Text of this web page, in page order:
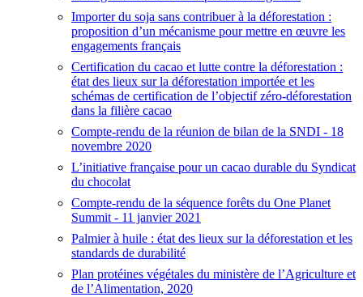
Importer du soja sans contribuer à la déforestation :
proposition d’un mécanisme pour mettre en œuvre les
engagements français
Certification du cacao et lutte contre la déforestation :
état des lieux sur la déforestation importée et les
schémas de certification de l’objectif zéro-déforestation
dans la filière cacao
Compte-rendu de la réunion de bilan de la SNDI - 18
novembre 2020
L’initiative française pour un cacao durable du Syndicat
du chocolat
Compte-rendu de la séquence forêts du One Planet
Summit - 11 janvier 2021
Palmier à huile : état des lieux sur la déforestation et les
standards de durabilité
Plan protéines végétales du ministère de l’Agriculture et
de l’Alimentation, 2020